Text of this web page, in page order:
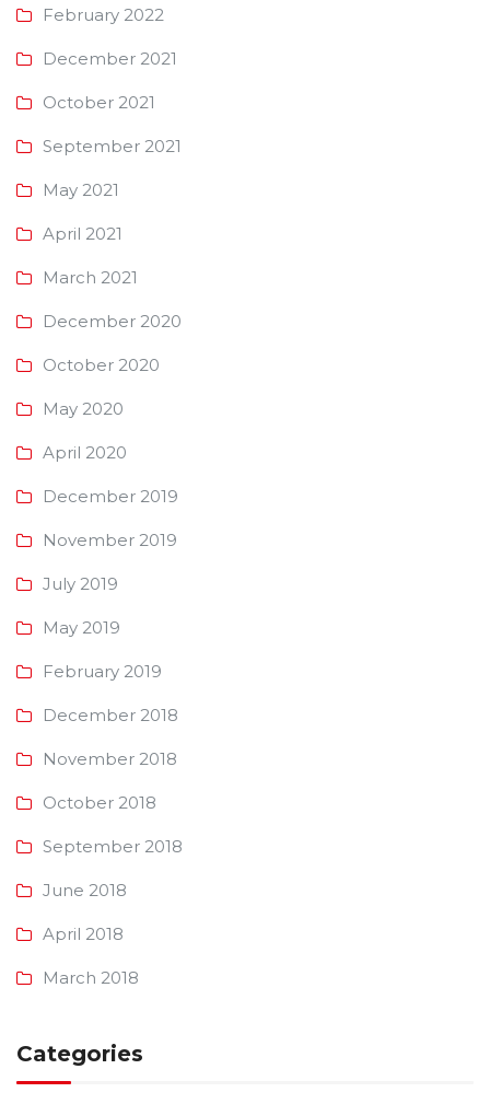
February 2022
December 2021
October 2021
September 2021
May 2021
April 2021
March 2021
December 2020
October 2020
May 2020
April 2020
December 2019
November 2019
July 2019
May 2019
February 2019
December 2018
November 2018
October 2018
September 2018
June 2018
April 2018
March 2018
Categories